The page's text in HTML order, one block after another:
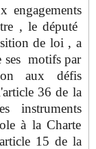
engagements
, le député
de loi , a
ses motifs par
aux défis
36 de la
instruments
à la Charte
15 de la